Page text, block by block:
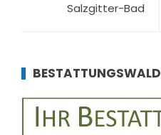
Salzgitter-Bad
BESTATTUNGSWALD